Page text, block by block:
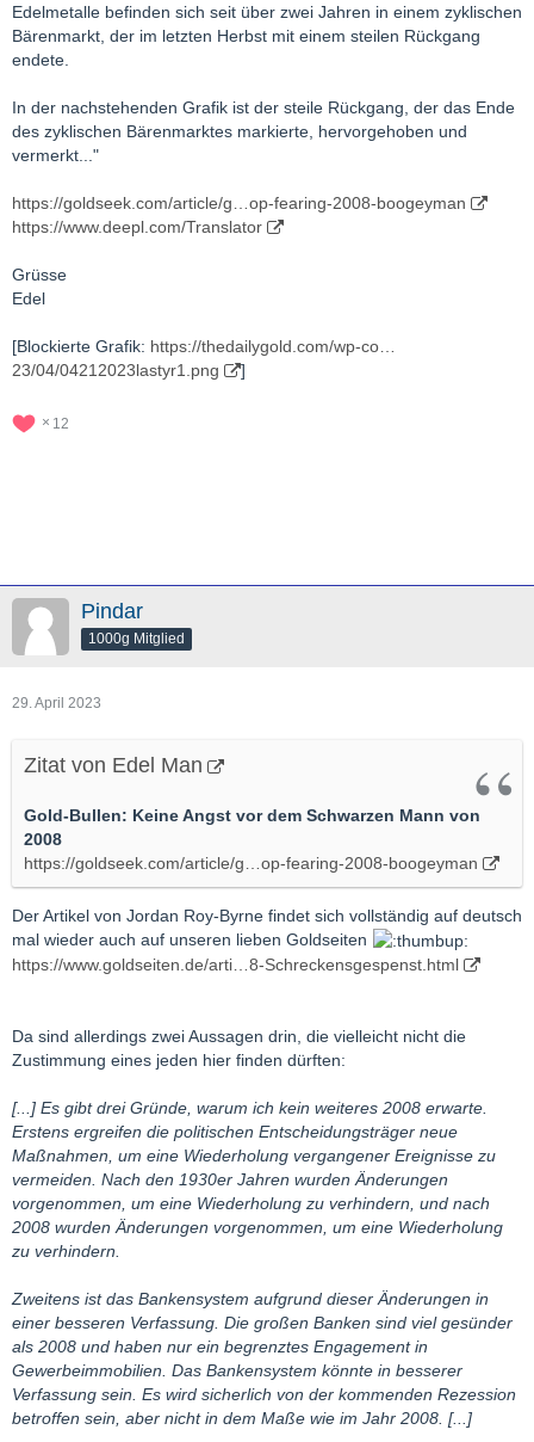
Edelmetalle befinden sich seit über zwei Jahren in einem zyklischen
Bärenmarkt, der im letzten Herbst mit einem steilen Rückgang
endete.
In der nachstehenden Grafik ist der steile Rückgang, der das Ende
des zyklischen Bärenmarktes markierte, hervorgehoben und
vermerkt..."
https://goldseek.com/article/g…op-fearing-2008-boogeyman
https://www.deepl.com/Translator
Grüsse
Edel
[Blockierte Grafik: https://thedailygold.com/wp-co…
23/04/04212023lastyr1.png
]
12
Pindar
1000g Mitglied
29. April 2023
Zitat von Edel Man
Gold-Bullen: Keine Angst vor dem Schwarzen Mann von
2008
https://goldseek.com/article/g…op-fearing-2008-boogeyman
Der Artikel von Jordan Roy-Byrne findet sich vollständig auf deutsch
mal wieder auch auf unseren lieben Goldseiten
https://www.goldseiten.de/arti…8-Schreckensgespenst.html
Da sind allerdings zwei Aussagen drin, die vielleicht nicht die
Zustimmung eines jeden hier finden dürften:
[...] Es gibt drei Gründe, warum ich kein weiteres 2008 erwarte.
Erstens ergreifen die politischen Entscheidungsträger neue
Maßnahmen, um eine Wiederholung vergangener Ereignisse zu
vermeiden. Nach den 1930er Jahren wurden Änderungen
vorgenommen, um eine Wiederholung zu verhindern, und nach
2008 wurden Änderungen vorgenommen, um eine Wiederholung
zu verhindern.
Zweitens ist das Bankensystem aufgrund dieser Änderungen in
einer besseren Verfassung. Die großen Banken sind viel gesünder
als 2008 und haben nur ein begrenztes Engagement in
Gewerbeimmobilien. Das Bankensystem könnte in besserer
Verfassung sein. Es wird sicherlich von der kommenden Rezession
betroffen sein, aber nicht in dem Maße wie im Jahr 2008. [...]